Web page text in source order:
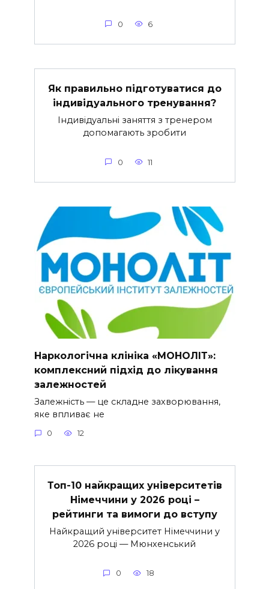
0 6
Як правильно підготуватися до
індивідуального тренування?
Індивідуальні заняття з тренером
допомагають зробити
0 11
Наркологічна клініка «МОНОЛІТ»:
комплексний підхід до лікування
залежностей
Залежність — це складне захворювання,
яке впливає не
0 12
Топ-10 найкращих університетів
Німеччини у 2026 році –
рейтинги та вимоги до вступу
Найкращий університет Німеччини у
2026 році — Мюнхенський
0 18